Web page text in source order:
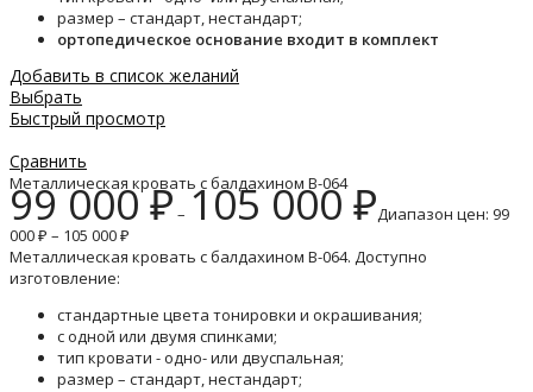
размер – стандарт, нестандарт;
ортопедическое основание входит в комплект
Добавить в список желаний
Выбрать
Быстрый просмотр
Сравнить
Металлическая кровать с балдахином B-064
99 000₽– 105 000₽Диапазон цен: 99
000 ₽ – 105 000 ₽
Металлическая кровать с балдахином B-064. Доступно
изготовление:
стандартные цвета тонировки и окрашивания;
с одной или двумя спинками;
тип кровати - одно- или двуспальная;
размер – стандарт, нестандарт;